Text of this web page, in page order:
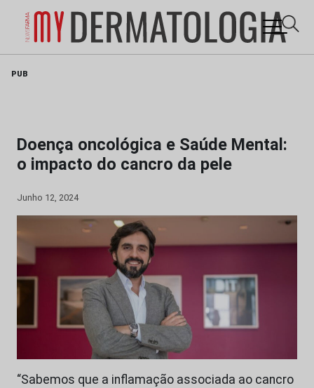
PUB
Doença oncológica e Saúde Mental:
o impacto do cancro da pele
Junho 12, 2024
“Sabemos que a inflamação associada ao cancro